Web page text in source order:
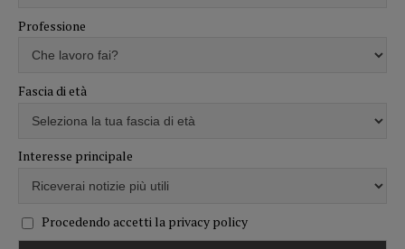
Professione
Fascia di età
Interesse principale
Procedendo accetti la privacy policy